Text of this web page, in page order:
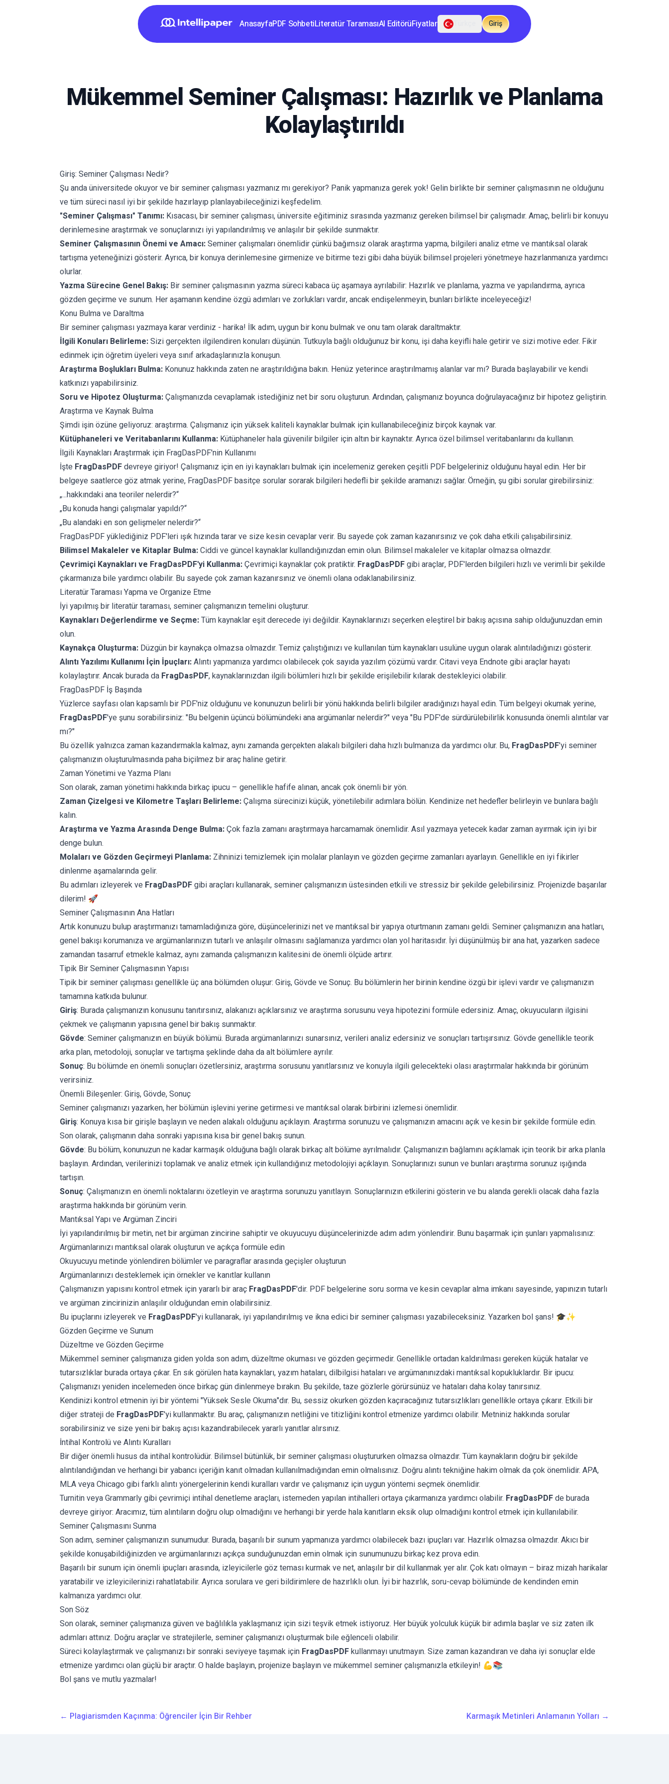
AnasayfaPDF SohbetiLiteratür TaramasıAI EditörüFiyatlar Türkçe Giriş
Mükemmel Seminer Çalışması: Hazırlık ve Planlama
Kolaylaştırıldı
Giriş: Seminer Çalışması Nedir?
Şu anda üniversitede okuyor ve bir seminer çalışması yazmanız mı gerekiyor? Panik yapmanıza gerek yok! Gelin birlikte bir seminer çalışmasının ne olduğunu
ve tüm süreci nasıl iyi bir şekilde hazırlayıp planlayabileceğinizi keşfedelim.
"Seminer Çalışması" Tanımı: Kısacası, bir seminer çalışması, üniversite eğitiminiz sırasında yazmanız gereken bilimsel bir çalışmadır. Amaç, belirli bir konuyu
derinlemesine araştırmak ve sonuçlarınızı iyi yapılandırılmış ve anlaşılır bir şekilde sunmaktır.
Seminer Çalışmasının Önemi ve Amacı:Seminer çalışmaları önemlidir çünkü bağımsız olarak araştırma yapma, bilgileri analiz etme ve mantıksal olarak
tartışma yeteneğinizi gösterir. Ayrıca, bir konuya derinlemesine girmenize ve bitirme tezi gibi daha büyük bilimsel projeleri yönetmeye hazırlanmanıza yardımcı
olurlar.
Yazma Sürecine Genel Bakış: Bir seminer çalışmasının yazma süreci kabaca üç aşamaya ayrılabilir: Hazırlık ve planlama, yazma ve yapılandırma, ayrıca
gözden geçirme ve sunum. Her aşamanın kendine özgü adımları ve zorlukları vardır, ancak endişelenmeyin, bunları birlikte inceleyeceğiz!
Konu Bulma ve Daraltma
Bir seminer çalışması yazmaya karar verdiniz - harika! İlk adım, uygun bir konu bulmak ve onu tam olarak daraltmaktır.
İlgili Konuları Belirleme:Sizi gerçekten ilgilendiren konuları düşünün. Tutkuyla bağlı olduğunuz bir konu, işi daha keyifli hale getirir ve sizi motive eder. Fikir
edinmek için öğretim üyeleri veya sınıf arkadaşlarınızla konuşun.
Araştırma Boşlukları Bulma: Konunuz hakkında zaten ne araştırıldığına bakın. Henüz yeterince araştırılmamış alanlar var mı? Burada başlayabilir ve kendi
katkınızı yapabilirsiniz.
Soru ve Hipotez Oluşturma:Çalışmanızda cevaplamak istediğiniz net bir soru oluşturun. Ardından, çalışmanız boyunca doğrulayacağınız bir hipotez geliştirin.
Araştırma ve Kaynak Bulma
Şimdi işin özüne geliyoruz: araştırma. Çalışmanız için yüksek kaliteli kaynaklar bulmak için kullanabileceğiniz birçok kaynak var.
Kütüphaneleri ve Veritabanlarını Kullanma: Kütüphaneler hala güvenilir bilgiler için altın bir kaynaktır. Ayrıca özel bilimsel veritabanlarını da kullanın.
İlgili Kaynakları Araştırmak için FragDasPDF'nin Kullanımı
İşte FragDasPDFdevreye giriyor! Çalışmanız için en iyi kaynakları bulmak için incelemeniz gereken çeşitli PDF belgeleriniz olduğunu hayal edin. Her bir
belgeye saatlerce göz atmak yerine, FragDasPDF basitçe sorular sorarak bilgileri hedefli bir şekilde aramanızı sağlar. Örneğin, şu gibi sorular girebilirsiniz:
„...hakkındaki ana teoriler nelerdir?“
„Bu konuda hangi çalışmalar yapıldı?“
„Bu alandaki en son gelişmeler nelerdir?“
FragDasPDF yüklediğiniz PDF'leri ışık hızında tarar ve size kesin cevaplar verir. Bu sayede çok zaman kazanırsınız ve çok daha etkili çalışabilirsiniz.
Bilimsel Makaleler ve Kitaplar Bulma:Ciddi ve güncel kaynaklar kullandığınızdan emin olun. Bilimsel makaleler ve kitaplar olmazsa olmazdır.
Çevrimiçi Kaynakları ve FragDasPDF'yi Kullanma:Çevrimiçi kaynaklar çok pratiktir. FragDasPDFgibi araçlar, PDF'lerden bilgileri hızlı ve verimli bir şekilde
çıkarmanıza bile yardımcı olabilir. Bu sayede çok zaman kazanırsınız ve önemli olana odaklanabilirsiniz.
Literatür Taraması Yapma ve Organize Etme
İyi yapılmış bir literatür taraması, seminer çalışmanızın temelini oluşturur.
Kaynakları Değerlendirme ve Seçme:Tüm kaynaklar eşit derecede iyi değildir. Kaynaklarınızı seçerken eleştirel bir bakış açısına sahip olduğunuzdan emin
olun.
Kaynakça Oluşturma: Düzgün bir kaynakça olmazsa olmazdır. Temiz çalıştığınızı ve kullanılan tüm kaynakları usulüne uygun olarak alıntıladığınızı gösterir.
Alıntı Yazılımı Kullanımı İçin İpuçları:Alıntı yapmanıza yardımcı olabilecek çok sayıda yazılım çözümü vardır. Citavi veya Endnote gibi araçlar hayatı
kolaylaştırır. Ancak burada da FragDasPDF, kaynaklarınızdan ilgili bölümleri hızlı bir şekilde erişilebilir kılarak destekleyici olabilir.
FragDasPDF İş Başında
Yüzlerce sayfası olan kapsamlı bir PDF'niz olduğunu ve konunuzun belirli bir yönü hakkında belirli bilgiler aradığınızı hayal edin. Tüm belgeyi okumak yerine,
FragDasPDF'ye şunu sorabilirsiniz: "Bu belgenin üçüncü bölümündeki ana argümanlar nelerdir?" veya "Bu PDF'de sürdürülebilirlik konusunda önemli alıntılar var
mı?"
Bu özellik yalnızca zaman kazandırmakla kalmaz, aynı zamanda gerçekten alakalı bilgileri daha hızlı bulmanıza da yardımcı olur. Bu, FragDasPDF'yi seminer
çalışmanızın oluşturulmasında paha biçilmez bir araç haline getirir.
Zaman Yönetimi ve Yazma Planı
Son olarak, zaman yönetimi hakkında birkaç ipucu – genellikle hafife alınan, ancak çok önemli bir yön.
Zaman Çizelgesi ve Kilometre Taşları Belirleme:Çalışma sürecinizi küçük, yönetilebilir adımlara bölün. Kendinize net hedefler belirleyin ve bunlara bağlı
kalın.
Araştırma ve Yazma Arasında Denge Bulma:Çok fazla zamanı araştırmaya harcamamak önemlidir. Asıl yazmaya yetecek kadar zaman ayırmak için iyi bir
denge bulun.
Molaları ve Gözden Geçirmeyi Planlama: Zihninizi temizlemek için molalar planlayın ve gözden geçirme zamanları ayarlayın. Genellikle en iyi fikirler
dinlenme aşamalarında gelir.
Bu adımları izleyerek ve FragDasPDFgibi araçları kullanarak, seminer çalışmanızın üstesinden etkili ve stressiz bir şekilde gelebilirsiniz. Projenizde başarılar
dilerim! 🚀
Seminer Çalışmasının Ana Hatları
Artık konunuzu bulup araştırmanızı tamamladığınıza göre, düşüncelerinizi net ve mantıksal bir yapıya oturtmanın zamanı geldi. Seminer çalışmanızın ana hatları,
genel bakışı korumanıza ve argümanlarınızın tutarlı ve anlaşılır olmasını sağlamanıza yardımcı olan yol haritasıdır. İyi düşünülmüş bir ana hat, yazarken sadece
zamandan tasarruf etmekle kalmaz, aynı zamanda çalışmanızın kalitesini de önemli ölçüde artırır.
Tipik Bir Seminer Çalışmasının Yapısı
Tipik bir seminer çalışması genellikle üç ana bölümden oluşur: Giriş, Gövde ve Sonuç. Bu bölümlerin her birinin kendine özgü bir işlevi vardır ve çalışmanızın
tamamına katkıda bulunur.
Giriş: Burada çalışmanızın konusunu tanıtırsınız, alakanızı açıklarsınız ve araştırma sorusunu veya hipotezini formüle edersiniz. Amaç, okuyucuların ilgisini
çekmek ve çalışmanın yapısına genel bir bakış sunmaktır.
Gövde: Seminer çalışmanızın en büyük bölümü. Burada argümanlarınızı sunarsınız, verileri analiz edersiniz ve sonuçları tartışırsınız. Gövde genellikle teorik
arka plan, metodoloji, sonuçlar ve tartışma şeklinde daha da alt bölümlere ayrılır.
Sonuç: Bu bölümde en önemli sonuçları özetlersiniz, araştırma sorusunu yanıtlarsınız ve konuyla ilgili gelecekteki olası araştırmalar hakkında bir görünüm
verirsiniz.
Önemli Bileşenler: Giriş, Gövde, Sonuç
Seminer çalışmanızı yazarken, her bölümün işlevini yerine getirmesi ve mantıksal olarak birbirini izlemesi önemlidir.
Giriş: Konuya kısa bir girişle başlayın ve neden alakalı olduğunu açıklayın. Araştırma sorunuzu ve çalışmanızın amacını açık ve kesin bir şekilde formüle edin.
Son olarak, çalışmanın daha sonraki yapısına kısa bir genel bakış sunun.
Gövde: Bu bölüm, konunuzun ne kadar karmaşık olduğuna bağlı olarak birkaç alt bölüme ayrılmalıdır. Çalışmanızın bağlamını açıklamak için teorik bir arka planla
başlayın. Ardından, verilerinizi toplamak ve analiz etmek için kullandığınız metodolojiyi açıklayın. Sonuçlarınızı sunun ve bunları araştırma sorunuz ışığında
tartışın.
Sonuç: Çalışmanızın en önemli noktalarını özetleyin ve araştırma sorunuzu yanıtlayın. Sonuçlarınızın etkilerini gösterin ve bu alanda gerekli olacak daha fazla
araştırma hakkında bir görünüm verin.
Mantıksal Yapı ve Argüman Zinciri
İyi yapılandırılmış bir metin, net bir argüman zincirine sahiptir ve okuyucuyu düşüncelerinizde adım adım yönlendirir. Bunu başarmak için şunları yapmalısınız:
Argümanlarınızı mantıksal olarak oluşturun ve açıkça formüle edin
Okuyucuyu metinde yönlendiren bölümler ve paragraflar arasında geçişler oluşturun
Argümanlarınızı desteklemek için örnekler ve kanıtlar kullanın
Çalışmanızın yapısını kontrol etmek için yararlı bir araç FragDasPDF'dir. PDF belgelerine soru sorma ve kesin cevaplar alma imkanı sayesinde, yapınızın tutarlı
ve argüman zincirinizin anlaşılır olduğundan emin olabilirsiniz.
Bu ipuçlarını izleyerek ve FragDasPDF'yi kullanarak, iyi yapılandırılmış ve ikna edici bir seminer çalışması yazabileceksiniz. Yazarken bol şans! 🎓✨
Gözden Geçirme ve Sunum
Düzeltme ve Gözden Geçirme
Mükemmel seminer çalışmanıza giden yolda son adım, düzeltme okuması ve gözden geçirmedir. Genellikle ortadan kaldırılması gereken küçük hatalar ve
tutarsızlıklar burada ortaya çıkar. En sık görülen hata kaynakları, yazım hataları, dilbilgisi hataları ve argümanınızdaki mantıksal kopukluklardır. Bir ipucu:
Çalışmanızı yeniden incelemeden önce birkaç gün dinlenmeye bırakın. Bu şekilde, taze gözlerle görürsünüz ve hataları daha kolay tanırsınız.
Kendinizi kontrol etmenin iyi bir yöntemi "Yüksek Sesle Okuma"dır. Bu, sessiz okurken gözden kaçıracağınız tutarsızlıkları genellikle ortaya çıkarır. Etkili bir
diğer strateji de FragDasPDF'yi kullanmaktır. Bu araç, çalışmanızın netliğini ve titizliğini kontrol etmenize yardımcı olabilir. Metniniz hakkında sorular
sorabilirsiniz ve size yeni bir bakış açısı kazandırabilecek yararlı yanıtlar alırsınız.
İntihal Kontrolü ve Alıntı Kuralları
Bir diğer önemli husus da intihal kontrolüdür. Bilimsel bütünlük, bir seminer çalışması oluştururken olmazsa olmazdır. Tüm kaynakların doğru bir şekilde
alıntılandığından ve herhangi bir yabancı içeriğin kanıt olmadan kullanılmadığından emin olmalısınız. Doğru alıntı tekniğine hakim olmak da çok önemlidir. APA,
MLA veya Chicago gibi farklı alıntı yönergelerinin kendi kuralları vardır ve çalışmanız için uygun yöntemi seçmek önemlidir.
Turnitin veya Grammarly gibiçevrimiçi intihal denetleme araçları, istemeden yapılan intihalleri ortaya çıkarmanıza yardımcı olabilir. FragDasPDFde burada
devreye giriyor: Aracımız, tüm alıntıların doğru olup olmadığını ve herhangi bir yerde hala kanıtların eksik olup olmadığını kontrol etmek için kullanılabilir.
Seminer Çalışmasını Sunma
Son adım, seminer çalışmanızın sunumudur. Burada, başarılı bir sunum yapmanıza yardımcı olabilecek bazı ipuçları var. Hazırlık olmazsa olmazdır. Akıcı bir
şekilde konuşabildiğinizden ve argümanlarınızı açıkça sunduğunuzdan emin olmak için sunumunuzu birkaç kez prova edin.
Başarılı bir sunum için önemli ipuçları arasında, izleyicilerle göz teması kurmak ve net, anlaşılır bir dil kullanmak yer alır. Çok katı olmayın – biraz mizah harikalar
yaratabilir ve izleyicilerinizi rahatlatabilir. Ayrıca sorulara ve geri bildirimlere de hazırlıklı olun. İyi bir hazırlık, soru-cevap bölümünde de kendinden emin
kalmanıza yardımcı olur.
Son Söz
Son olarak, seminer çalışmanıza güven ve bağlılıkla yaklaşmanız için sizi teşvik etmek istiyoruz. Her büyük yolculuk küçük bir adımla başlar ve siz zaten ilk
adımları attınız. Doğru araçlar ve stratejilerle, seminer çalışmanızı oluşturmak bile eğlenceli olabilir.
Süreci kolaylaştırmak ve çalışmanızı bir sonraki seviyeye taşımak için FragDasPDFkullanmayı unutmayın. Size zaman kazandıran ve daha iyi sonuçlar elde
etmenize yardımcı olan güçlü bir araçtır. O halde başlayın, projenize başlayın ve mükemmel seminer çalışmanızla etkileyin! 💪📚
Bol şans ve mutlu yazmalar!
← Plagiarismden Kaçınma: Öğrenciler İçin Bir Rehber Karmaşık Metinleri Anlamanın Yolları →